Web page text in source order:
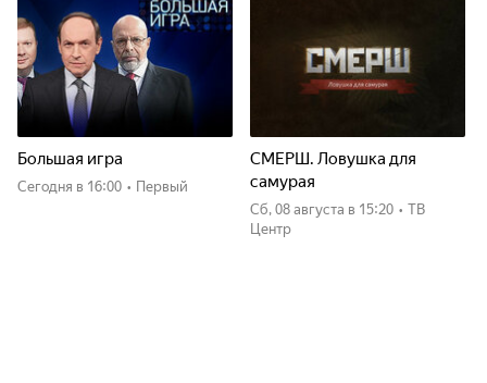
Большая игра
Сегодня в 16:00 • Первый
СМЕРШ. Ловушка для
самурая
сб, 08 августа в 15:20 • ТВ
Центр